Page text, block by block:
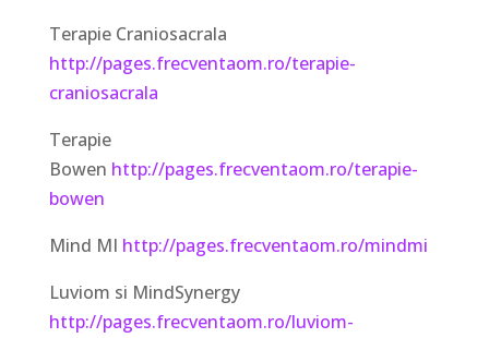
Terapie Craniosacrala
http://pages.frecventaom.ro/terapie-
craniosacrala
Terapie
Bowen http://pages.frecventaom.ro/terapie-
bowen
Mind MI http://pages.frecventaom.ro/mindmi
Luviom si MindSynergy
http://pages.frecventaom.ro/luviom-